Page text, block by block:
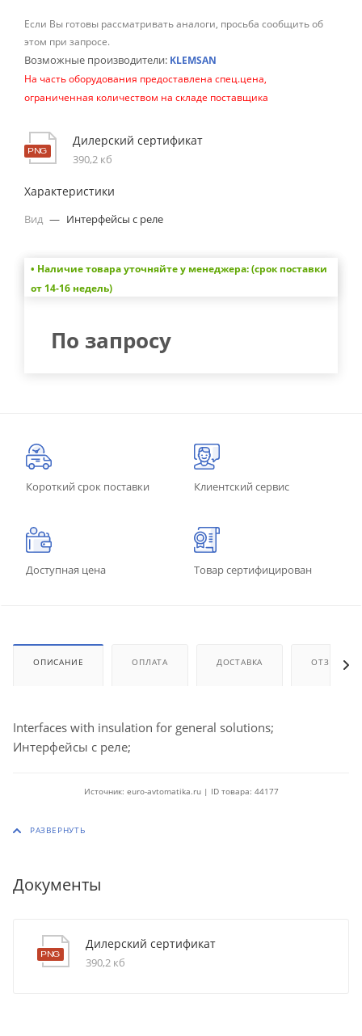
Если Вы готовы рассматривать аналоги, просьба сообщить об
этом при запросе.
Возможные производители: KLEMSAN
На часть оборудования предоставлена спец.цена,
ограниченная количеством на складе поставщика
Дилерский сертификат
390,2 кб
Характеристики
Вид — Интерфейсы с реле
• Наличие товара уточняйте у менеджера: (срок поставки
от 14-16 недель)
По запросу
Короткий срок поставки Клиентский сервис
Доступная цена Товар сертифицирован
ОПИСАНИЕ ОПЛАТА ДОСТАВКА ОТЗЫВЫ
Interfaces with insulation for general solutions;
Интерфейсы с реле;
Источник: euro-avtomatika.ru | ID товара: 44177
Документы
Дилерский сертификат
390,2 кб